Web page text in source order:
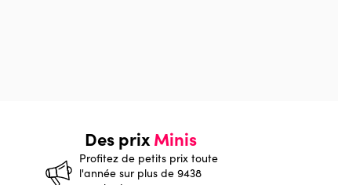
Des prixMinis
Profitez de petits prix toute
l'année sur plus de 9438